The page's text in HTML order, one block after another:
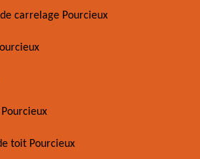
carrelage Pourcieux
toit Pourcieux